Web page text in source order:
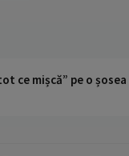
ce mișcă” pe o